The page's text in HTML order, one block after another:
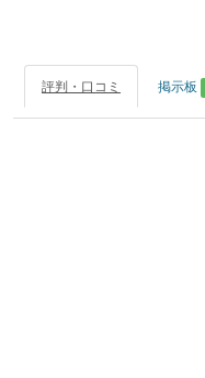
評判・口コミ 掲示板